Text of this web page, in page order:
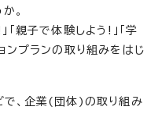
。
「親子で体験しよう!」「学
ンプランの取り組みをはじ
で、企業(団体)の取り組み